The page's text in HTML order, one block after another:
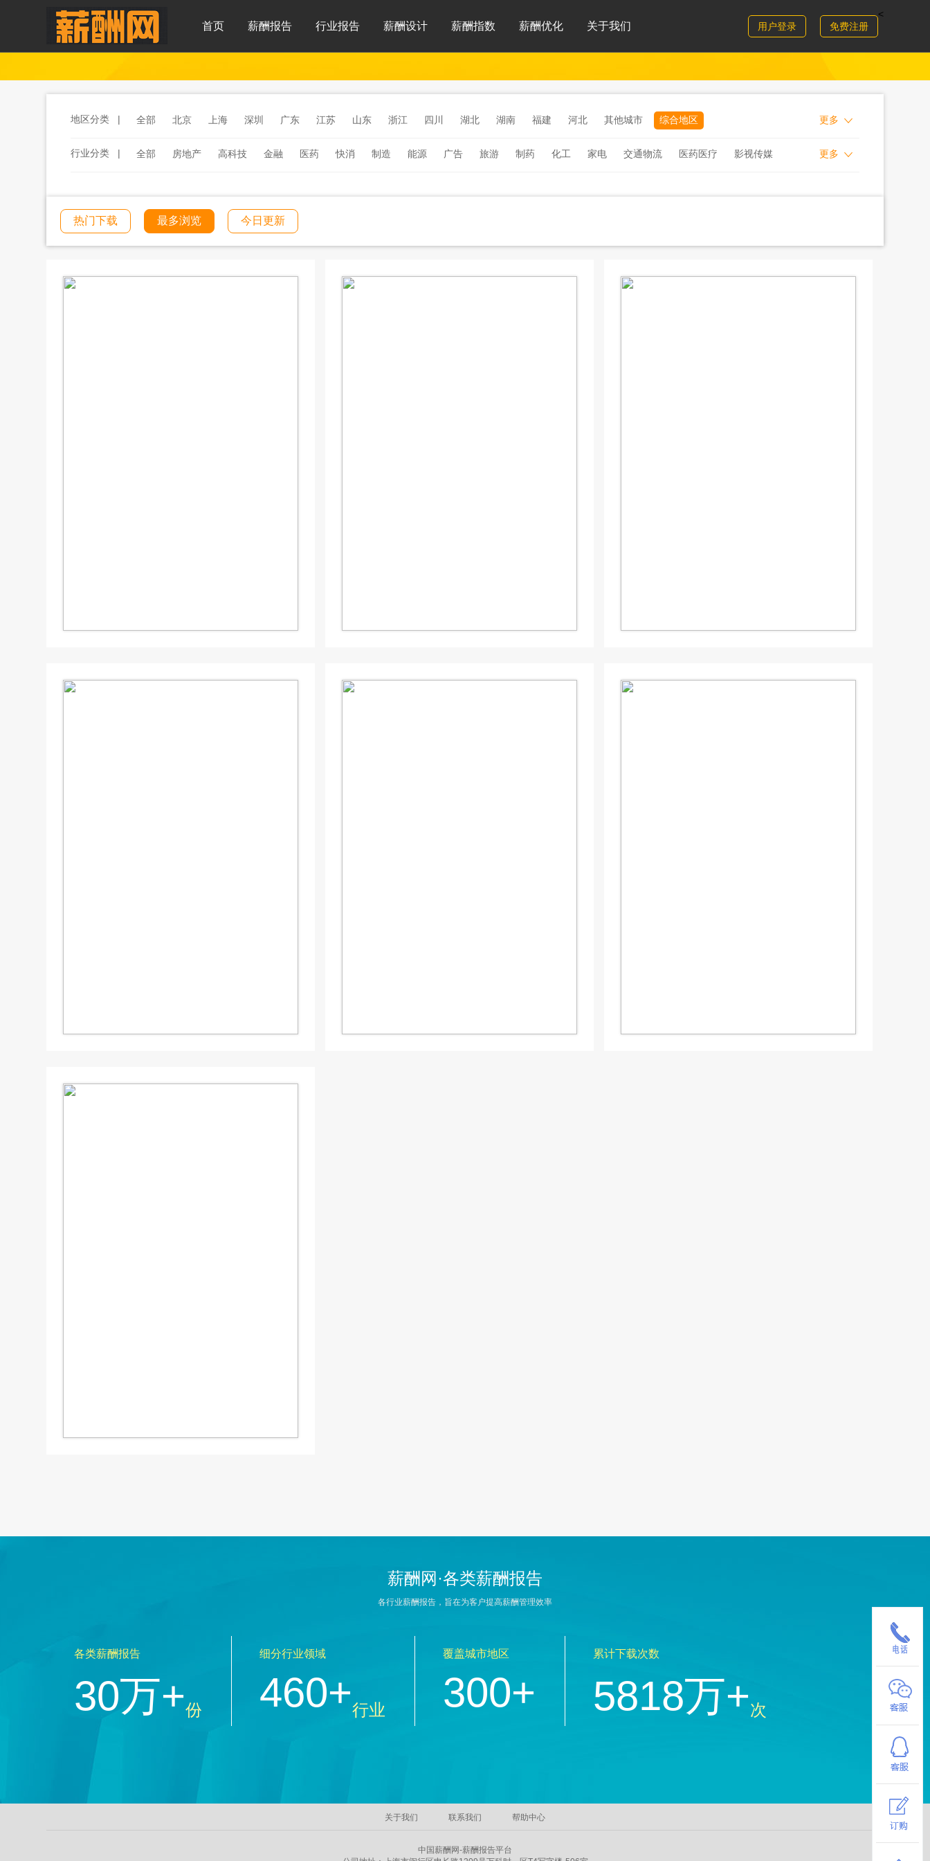
首页 薪酬报告 行业报告 薪酬设计 薪酬指数 薪酬优化 关于我们
<
用户登录
免费注册
地区分类 | 全部 北京 上海 深圳 广东 江苏 山东 浙江 四川 湖北 湖南 福建 河北 其他城市 综合地区 更多
行业分类 | 全部 房地产 高科技 金融 医药 快消 制造 能源 广告 旅游 制药 化工 家电 交通物流 医药医疗
影视传媒
工程建筑
文化传媒 学校教育 医院医疗 软件
更多
热门下载 最多浏览 今日更新
薪酬网·各类薪酬报告
各行业薪酬报告，旨在为客户提高薪酬管理效率
各类薪酬报告
30万+份
细分行业领域
460+行业
覆盖城市地区
300+
累计下载次数
5818万+次
关于我们 联系我们 帮助中心
中国薪酬网-薪酬报告平台